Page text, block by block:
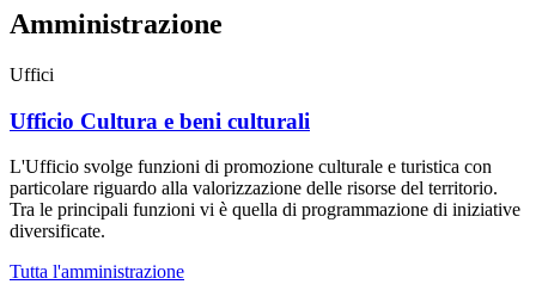
Amministrazione
Uffici
Ufficio Cultura e beni culturali
L'Ufficio svolge funzioni di promozione culturale e turistica con
particolare riguardo alla valorizzazione delle risorse del territorio.
Tra le principali funzioni vi è quella di programmazione di iniziative
diversificate.
Tutta l'amministrazione